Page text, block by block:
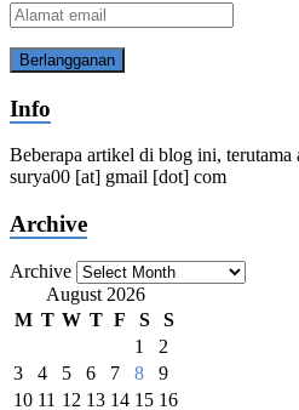
Alamat
email
Info
Beberapa artikel di blog ini,
surya00 [at] gmail [dot] com
Archive
Archive
August 2026
M T W T F S
S
1
2
3
4 5 6 7 8
9
10 11 12 13 14 15 16